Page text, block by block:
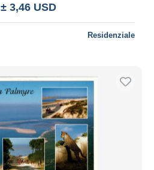
± 3,46 USD
Residenziale